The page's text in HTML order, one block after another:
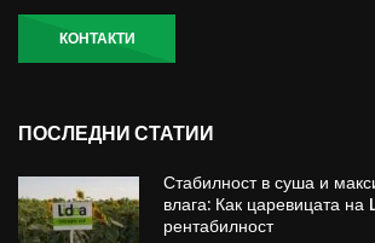
КОНТАКТИ
ПОСЛЕДНИ СТАТИИ
Стабилност в суша и
влага: Как царевицата на
рентабилност